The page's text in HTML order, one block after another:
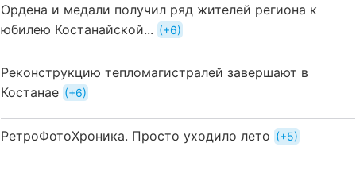
Ордена и медали получил ряд жителей региона к
юбилею Костанайской...
+6
Реконструкцию тепломагистралей завершают в
Костанае
+6
РетроФотоХроника. Просто уходило лето +5